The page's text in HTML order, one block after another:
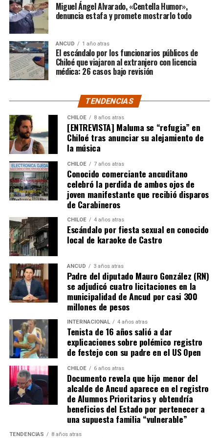
dictamen de Contraloría General de la República
deja sin efecto esa resolución y va a permitir
nuevamente que todas las carpetas de saneamiento
de títulos de dominios sobre la propiedad particular,
vuelvan a seguir su tramitación y puedan obtener su
título de dominio”,expresó el Consejero Cárcamo.
Recordó que, en un caso puntual, un vecino de la
comuna de Castro, que tenía un expediente que cumplía
con todos los antecedentes técnicos, administrativos y
jurídicos, solo le faltaba la inscripción en el Conservador
de Bienes Raíces, pero su tramitación fue rechazada.
El Consejero Francisco Cárcamo insistió que el nuevo
dictamen de Contraloría es una buena noticia para
muchas familias que desde hace un tiempo venían
tramitando la regularización de sus sitios, aunque ahora
también tendrán que responder con algunos requisitos
como por ejemplo tener un periodo de ocupación de la
propiedad por más de 5 años.
“Efectivamente al interpretar el dictamen de
Contraloría, si bien es cierto, permite nuevamente
sanear sitios, sobre la propiedad particular en el
sector rural específicamente, viene con algunas
precisiones y van a ser más rigurosos en la
ocupación material, es decir, la persona que quiera
sanear tiene que tener un inmueble construido
sobre el sitio, tiene que estar cerrado, tiene que
estar conectado idealmente a los servicios básicos,
idealmente a agua potable, luz eléctrica y tener
dominio de ocupación material por más de 5 años,
como lo dice la Ley”,recalcó el consejero de la
provincia de Chiloé.
Cabe recordar que el consejero Francisco Cárcamo había
planteado esta inquietud el pasado 20 de marzo en el
Miguel Ángel Alvarado, «Centella Humor»,
denuncia estafa y promete mostrarlo todo
ANCUD 1 año atras
El escándalo por los funcionarios públicos de
Chiloé que viajaron al extranjero con licencia
médica: 26 casos bajo revisión
TENDENCIAS
CHILOE 8 años atras
[ENTREVISTA] Maluma se “refugia” en
Chiloé tras anunciar su alejamiento de
la música
CHILOE 7 años atras
Conocido comerciante ancuditano
celebró la perdida de ambos ojos de
joven manifestante que recibió disparos
de Carabineros
CHILOE 4 años atras
Escándalo por fiesta sexual en conocido
local de karaoke de Castro
ANCUD 3 años atras
Padre del diputado Mauro González (RN)
se adjudicó cuatro licitaciones en la
municipalidad de Ancud por casi 300
millones de pesos
INTERNACIONAL 4 años atras
Tenista de 16 años salió a dar
explicaciones sobre polémico registro
de festejo con su padre en el US Open
CHILOE 6 años atras
Documento revela que hijo menor del
alcalde de Ancud aparece en el registro
de Alumnos Prioritarios y obtendría
beneficios del Estado por pertenecer a
una supuesta familia “vulnerable”
TENDENCIAS 8 años atras